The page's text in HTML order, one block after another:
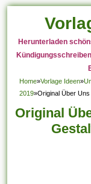
Herunterladen
Home»Vorlage Ideen»
2019»Original Über
Original